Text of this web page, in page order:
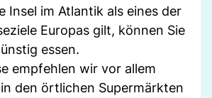
Insel im Atlantik als eines der
Europas gilt, können Sie
essen.
empfehlen wir vor allem
den örtlichen Supermärkten